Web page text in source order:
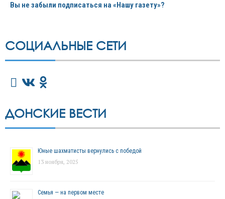
Вы не забыли подписаться на «Нашу газету»?
СОЦИАЛЬНЫЕ СЕТИ
ДОНСКИЕ ВЕСТИ
Юные шахматисты вернулись с победой
13 ноября, 2025
Семья — на первом месте